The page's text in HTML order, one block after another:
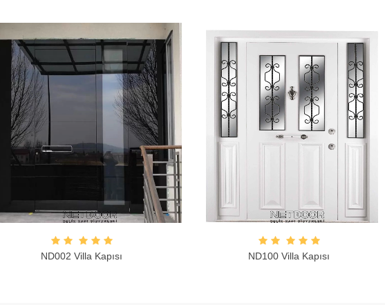
ND002 Villa Kapısı ND100 Villa Kapısı